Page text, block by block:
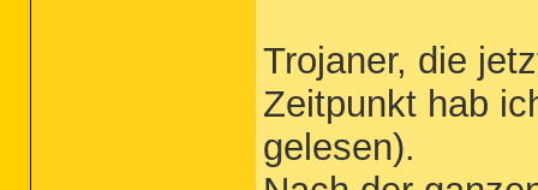
Trojaner, die
Zeitpunkt hab
gelesen).